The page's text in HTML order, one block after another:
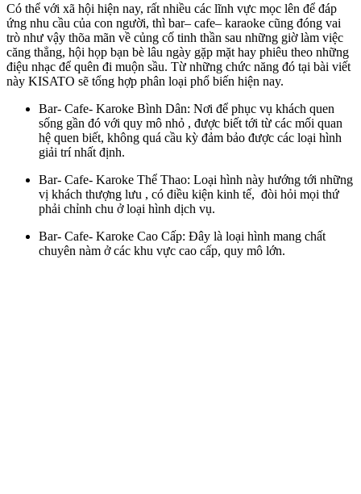
Có thể với xã hội hiện nay, rất nhiều các lĩnh vực mọc lên để đáp
ứng nhu cầu của con người, thì bar– cafe– karaoke cũng đóng vai
trò như vậy thõa mãn về củng cố tinh thần sau những giờ làm việc
căng thẳng, hội họp bạn bè lâu ngày gặp mặt hay phiêu theo những
điệu nhạc để quên đi muộn sầu. Từ những chức năng đó tại bài viết
này KISATO sẽ tổng hợp phân loại phổ biến hiện nay.
Bar- Cafe- Karoke Bình Dân: Nơi để phục vụ khách quen
sống gần đó với quy mô nhỏ , được biết tới từ các mối quan
hệ quen biết, không quá cầu kỳ đảm bảo được các loại hình
giải trí nhất định.
Bar- Cafe- Karoke Thể Thao: Loại hình này hướng tới những
vị khách thượng lưu , có điều kiện kinh tế, đòi hỏi mọi thứ
phải chỉnh chu ở loại hình dịch vụ.
Bar- Cafe- Karoke Cao Cấp: Đây là loại hình mang chất
chuyên nàm ở các khu vực cao cấp, quy mô lớn.